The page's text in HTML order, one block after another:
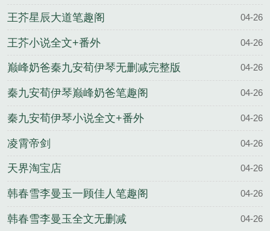
王芥星辰大道笔趣阁 04-26
王芥小说全文+番外 04-26
巅峰奶爸秦九安荀伊琴无删减完整版 04-26
秦九安荀伊琴巅峰奶爸笔趣阁 04-26
秦九安荀伊琴小说全文+番外 04-26
凌霄帝剑 04-26
天界淘宝店 04-26
韩春雪李曼玉一顾佳人笔趣阁 04-26
韩春雪李曼玉全文无删减 04-26